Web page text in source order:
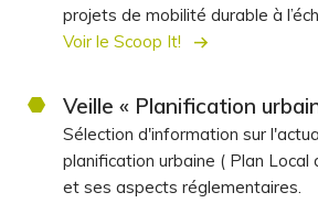
projets de mobilité durable à
Voir le Scoop It!
Veille « Planification
Sélection d'information sur
planification urbaine ( Plan Local
et ses aspects réglementaires.